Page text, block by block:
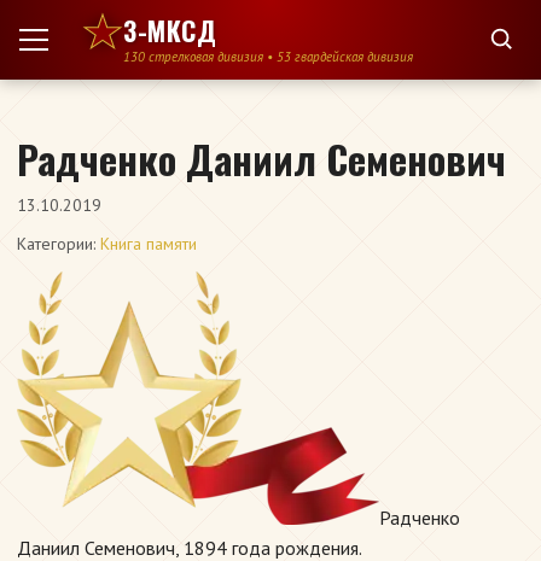
Перейти к содержимому
3-МКСД
130 стрелковая дивизия • 53 гвардейская дивизия
Радченко Даниил Семенович
13.10.2019
Категории: Книга памяти
Радченко
Даниил Семенович, 1894 года рождения.